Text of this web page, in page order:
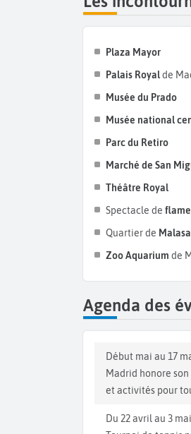
Plaza Mayor
Palais Royalde
Musée du Prado
Musée national
Parc du Retiro
Marché de San
Théâtre Royal
Spectacle de
Quartier de
Zoo Aquarium de
Agenda des
Début mai au 17
Madrid honore
et activités pour
Du 22 avril au 3